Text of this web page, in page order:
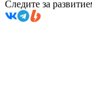
Следите за